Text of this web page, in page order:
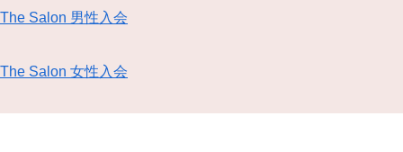
The Salon 男性入会
The Salon 女性入会